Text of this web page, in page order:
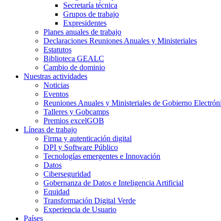
Secretaría técnica
Grupos de trabajo
Expresidentes
Planes anuales de trabajo
Declaraciones Reuniones Anuales y Ministeriales
Estatutos
Biblioteca GEALC
Cambio de dominio
Nuestras actividades
Noticias
Eventos
Reuniones Anuales y Ministeriales de Gobierno
Talleres y Gobcamps
Premios excelGOB
Líneas de trabajo
Firma y autenticación digital
DPI y Software Público
Tecnologías emergentes e Innovación
Datos
Ciberseguridad
Gobernanza de Datos e Inteligencia Artificial
Equidad
Transformación Digital Verde
Experiencia de Usuario
Países